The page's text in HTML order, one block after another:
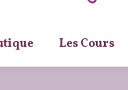
Les Cours